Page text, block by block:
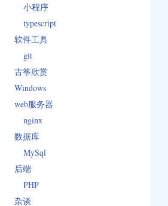
小程序
typescript
软件工具
git
古筝欣赏
Windows
web服务器
nginx
数据库
MySql
后端
PHP
杂谈